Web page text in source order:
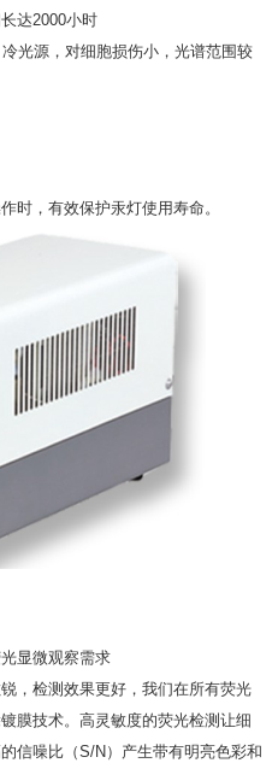
达2000小时
光源，对细胞损伤小，光谱范围较
时，有效保护汞灯使用寿命。
显微观察需求
，检测效果更好，我们在所有荧光
膜技术。高灵敏度的荧光检测让细
信噪比（S/N）产生带有明亮色彩和